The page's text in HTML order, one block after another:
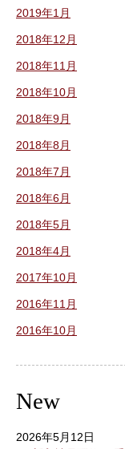
2019年1月
2018年12月
2018年11月
2018年10月
2018年9月
2018年8月
2018年7月
2018年6月
2018年5月
2018年4月
2017年10月
2016年11月
2016年10月
New
2026年5月12日